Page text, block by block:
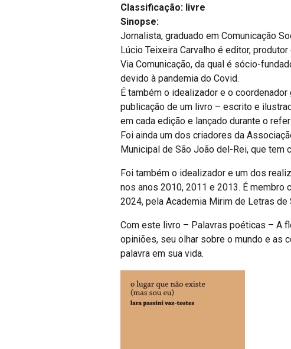
Classificação: livre
Sinopse:
Jornalista, graduado em Comunicação
Lúcio Teixeira Carvalho é editor,
Via Comunicação, da qual é sócio-
devido à pandemia do Covid.
É também o idealizador e o
publicação de um livro – escrito e
em cada edição e lançado durante o
Foi ainda um dos criadores da
Municipal de São João del-Rei, que
Foi também o idealizador e um dos
nos anos 2010, 2011 e 2013. É
2024, pela Academia Mirim de Letras
Com este livro – Palavras poéticas – A
opiniões, seu olhar sobre o mundo e as
palavra em sua vida.